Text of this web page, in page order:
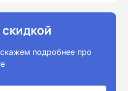
подробнее про